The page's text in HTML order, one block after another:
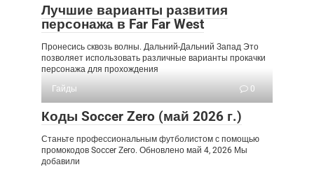
Лучшие варианты развития
персонажа в Far Far West
Пронесись сквозь волны. Дальний-Дальний Запад Это
позволяет использовать различные варианты прокачки
персонажа для прохождения
Гайды
0
Коды Soccer Zero (май 2026 г.)
Станьте профессиональным футболистом с помощью
промокодов Soccer Zero. Обновлено май 4, 2026 Мы
добавили